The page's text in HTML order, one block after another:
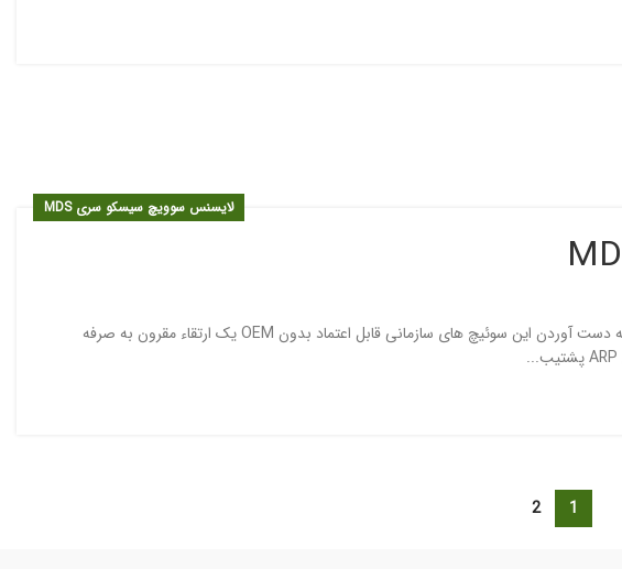
لایسنس سوویچ سیسکو سری MDS
با انعطاف پذیری فوق العاده و توانایی رشد با مرکز داده کسب و کار شما ، به دست آوردن این سوئیچ های سازمانی قابل اعتماد بدون OEM یک ارتقاء مقرون به صرفه
1
2